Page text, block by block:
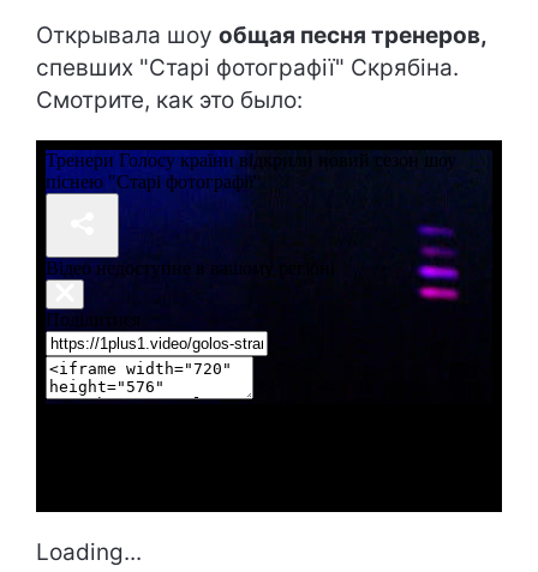
Открывала шоу общая песня тренеров,
спевших "Старі фотографії" Скрябіна.
Смотрите, как это было:
Loading...